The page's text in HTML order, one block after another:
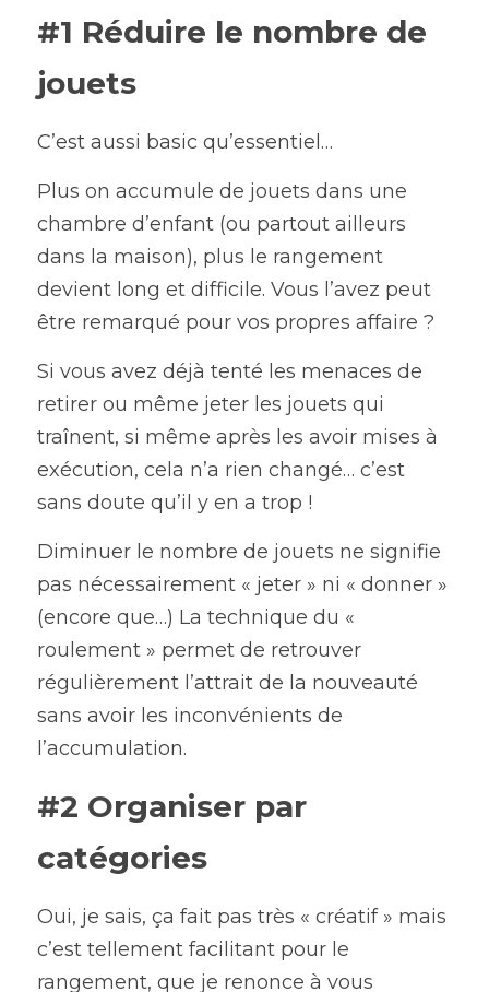
#1 Réduire le nombre de
jouets
C’est aussi basic qu’essentiel…
Plus on accumule de jouets dans une
chambre d’enfant (ou partout ailleurs
dans la maison), plus le rangement
devient long et difficile. Vous l’avez peut
être remarqué pour vos propres affaire ?
Si vous avez déjà tenté les menaces de
retirer ou même jeter les jouets qui
traînent, si même après les avoir mises à
exécution, cela n’a rien changé… c’est
sans doute qu’il y en a trop !
Diminuer le nombre de jouets ne signifie
pas nécessairement « jeter » ni « donner »
(encore que…) La technique du «
roulement » permet de retrouver
régulièrement l’attrait de la nouveauté
sans avoir les inconvénients de
l’accumulation.
#2 Organiser par
catégories
Oui, je sais, ça fait pas très « créatif » mais
c’est tellement facilitant pour le
rangement, que je renonce à vous